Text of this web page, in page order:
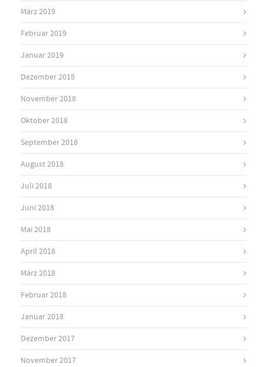
März 2019
Februar 2019
Januar 2019
Dezember 2018
November 2018
Oktober 2018
September 2018
August 2018
Juli 2018
Juni 2018
Mai 2018
April 2018
März 2018
Februar 2018
Januar 2018
Dezember 2017
November 2017